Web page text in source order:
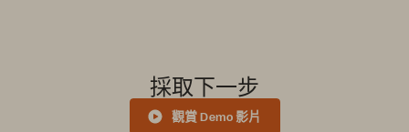
採取下一步
觀賞 Demo 影片